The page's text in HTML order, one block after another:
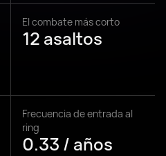
El combate más corto
12 asaltos
Frecuencia de entrada al
ring
0.33 / años